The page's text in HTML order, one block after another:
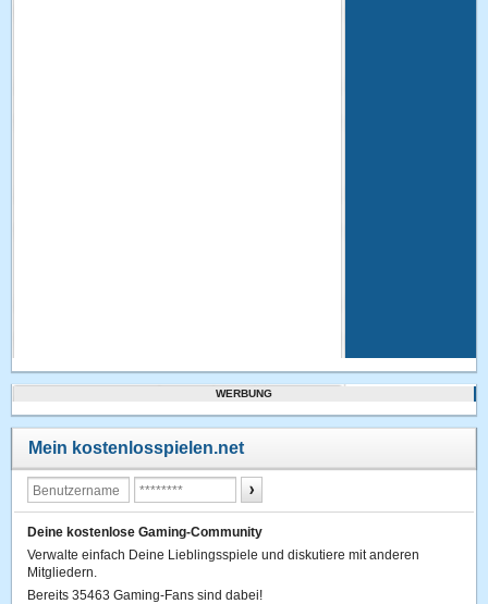
WERBUNG
Mein kostenlosspielen.net
Deine kostenlose Gaming-Community
Verwalte einfach Deine Lieblingsspiele und diskutiere mit anderen
Mitgliedern.
Bereits 35463 Gaming-Fans sind dabei!